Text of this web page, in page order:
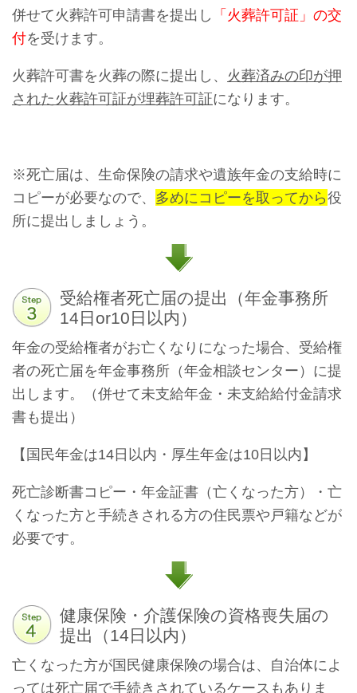
併せて火葬許可申請書を提出し
「火葬許可証」の交
付を受けます。
火葬許可書を火葬の際に提出し、 火葬済みの印が押
された火葬許可証が埋葬許可証になります。
※死亡届は、生命保険の請求や遺族年金の支給時に
コピーが必要なので、 多めにコピーを取ってから役
所に提出しましょう。
受給権者死亡届の提出（年金事務所
14日or10日以内）
年金の受給権者がお亡くなりになった場合、受給権
者の死亡届を年金事務所（年金相談センター）に提
出します。（併せて未支給年金・未支給給付金請求
書も提出）
【国民年金は14日以内・厚生年金は10日以内】
死亡診断書コピー・年金証書（亡くなった方）・亡
くなった方と手続きされる方の住民票や戸籍などが
必要です。
健康保険・介護保険の資格喪失届の
提出（14日以内）
亡くなった方が国民健康保険の場合は、自治体によ
っては死亡届で手続きされているケースもありま